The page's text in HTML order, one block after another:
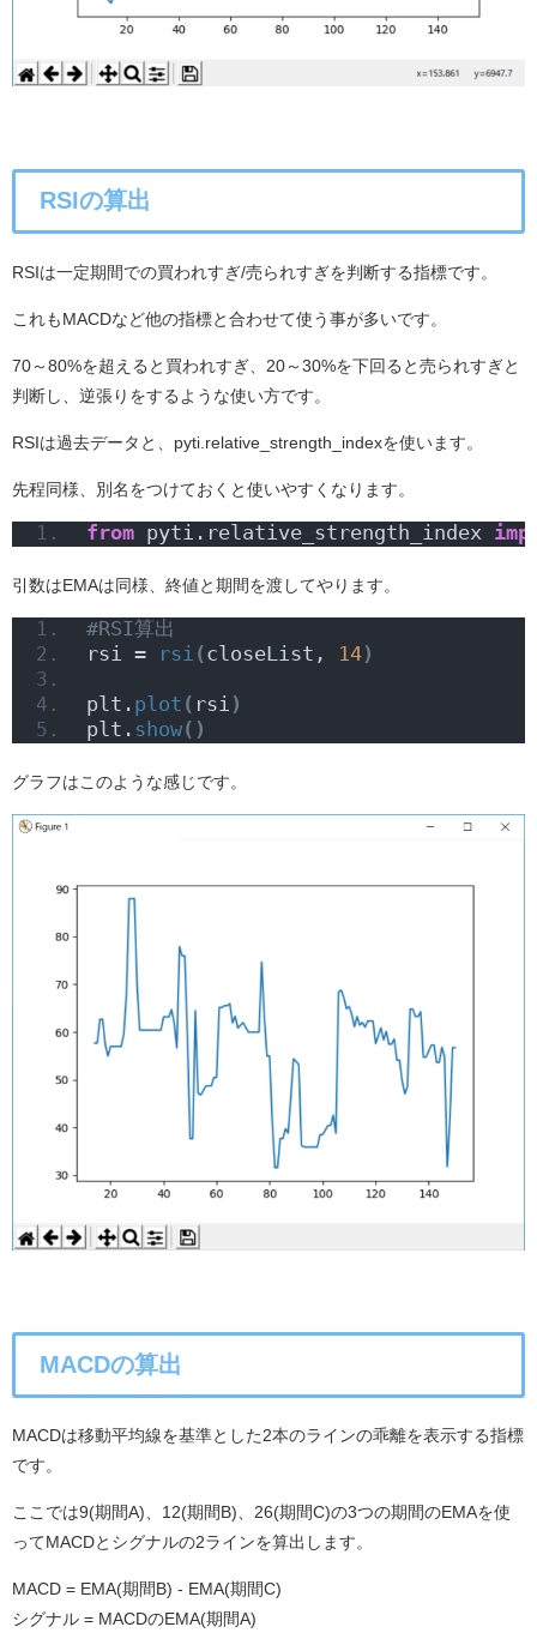
RSIの算出
RSIは一定期間での買われすぎ/売られすぎを判断する指標です。
これもMACDなど他の指標と合わせて使う事が多いです。
70～80%を超えると買われすぎ、20～30%を下回ると売られすぎと
判断し、逆張りをするような使い方です。
RSIは過去データと、pyti.relative_strength_indexを使います。
先程同様、別名をつけておくと使いやすくなります。
from pyti.relative_strength_index
引数はEMAは同様、終値と期間を渡してやります。
#RSI算出
rsi =
rsi (closeList, 14)
plt. plot ( rsi )
plt. show()
グラフはこのような感じです。
MACDの算出
MACDは移動平均線を基準とした2本のラインの乖離を表示する指標
です。
ここでは9(期間A)、12(期間B)、26(期間C)の3つの期間のEMAを使
ってMACDとシグナルの2ラインを算出します。
MACD = EMA(期間B) - EMA(期間C)
シグナル = MACDのEMA(期間A)